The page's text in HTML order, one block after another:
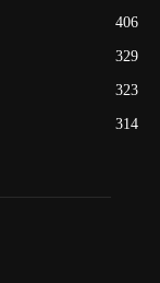
406
329
323
314